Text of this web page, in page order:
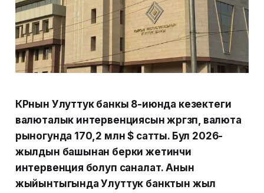
КРнын Улуттук банкы 8-июнда кезектеги
валюталык интервенциясын жүргүзүп, валюта
рыногунда 170,2 млн $ сатты. Бул 2026-
жылдын башынан берки жетинчи
интервенция болуп саналат. Анын
жыйынтыгында Улуттук банктын жыл